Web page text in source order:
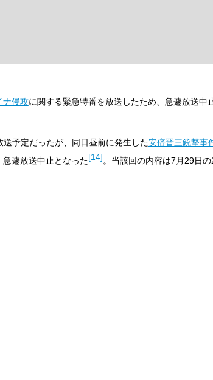
ナ侵攻に関する緊急特番を放送したため、急遽放送中
予定だったが、同日昼前に発生した安倍晋三銃撃事
急遽放送中止となった[14]。当該回の内容は7月29日の